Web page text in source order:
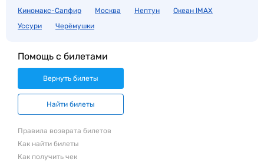
Киномакс-Сапфир
Москва Нептун
Океан IMAX
Уссури
Черёмушки
Помощь с билетами
Вернуть билеты
Найти билеты
Правила возврата билетов
Как найти билеты
Как получить чек